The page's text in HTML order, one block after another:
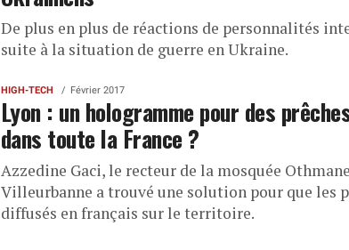
De plus en plus de réactions de personnalités
suite à la situation de guerre en Ukraine.
HIGH-TECH Février 2017
Lyon : un hologramme pour des
dans toute la France ?
Azzedine Gaci, le recteur de la mosquée
Villeurbanne a trouvé une solution pour que les
diffusés en français sur le territoire.